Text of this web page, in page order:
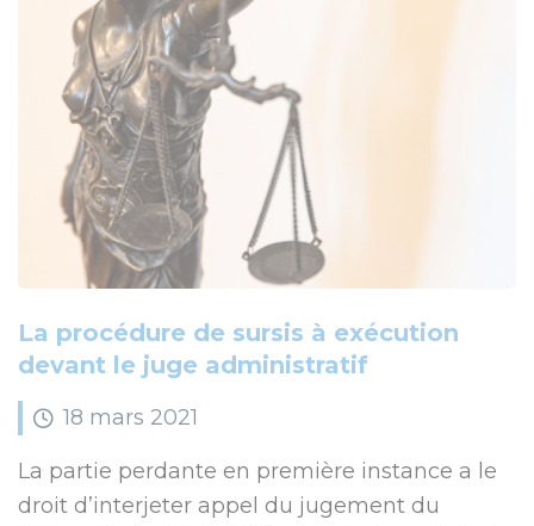
La procédure de sursis à exécution
devant le juge administratif
18 mars 2021
La partie perdante en première instance a le
droit d’interjeter appel du jugement du